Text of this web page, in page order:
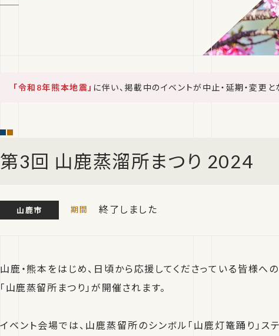
「令和8年熊本地震」 に伴い、掲載中のイベントが中止・延期・変更
第3回 山鹿蒸溜所まつり 2024
山鹿市 終了しました
山鹿・熊本をはじめ、日頃から応援してくださっている皆様へ
「山鹿蒸留所まつり」が開催されます。
イベント会場では、山鹿蒸留所のシンボル「山鹿灯篭踊り」ス